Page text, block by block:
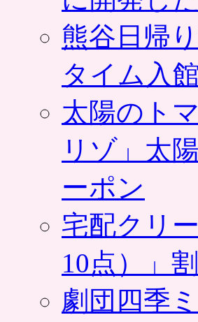
熊谷日帰
タイム入
太陽のト
リゾ」太
ーポン
宅配クリ
10点）」
劇団四季